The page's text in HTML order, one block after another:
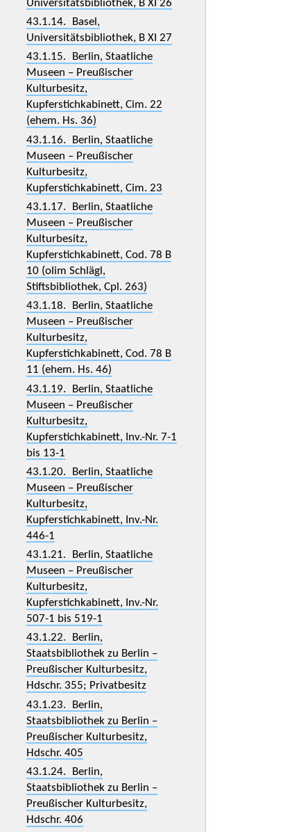
Universitätsbibliothek, B XI 26
43.1.14. Basel,
Universitätsbibliothek, B XI 27
43.1.15. Berlin, Staatliche
Museen – Preußischer
Kulturbesitz,
Kupferstichkabinett, Cim. 22
(ehem. Hs. 36)
43.1.16. Berlin, Staatliche
Museen – Preußischer
Kulturbesitz,
Kupferstichkabinett, Cim. 23
43.1.17. Berlin, Staatliche
Museen – Preußischer
Kulturbesitz,
Kupferstichkabinett, Cod. 78 B
10 (olim Schlägl,
Stiftsbibliothek, Cpl. 263)
43.1.18. Berlin, Staatliche
Museen – Preußischer
Kulturbesitz,
Kupferstichkabinett, Cod. 78 B
11 (ehem. Hs. 46)
43.1.19. Berlin, Staatliche
Museen – Preußischer
Kulturbesitz,
Kupferstichkabinett, Inv.-Nr. 7-1
bis 13-1
43.1.20. Berlin, Staatliche
Museen – Preußischer
Kulturbesitz,
Kupferstichkabinett, Inv.-Nr.
446-1
43.1.21. Berlin, Staatliche
Museen – Preußischer
Kulturbesitz,
Kupferstichkabinett, Inv.-Nr.
507-1 bis 519-1
43.1.22. Berlin,
Staatsbibliothek zu Berlin –
Preußischer Kulturbesitz,
Hdschr. 355; Privatbesitz
43.1.23. Berlin,
Staatsbibliothek zu Berlin –
Preußischer Kulturbesitz,
Hdschr. 405
43.1.24. Berlin,
Staatsbibliothek zu Berlin –
Preußischer Kulturbesitz,
Hdschr. 406